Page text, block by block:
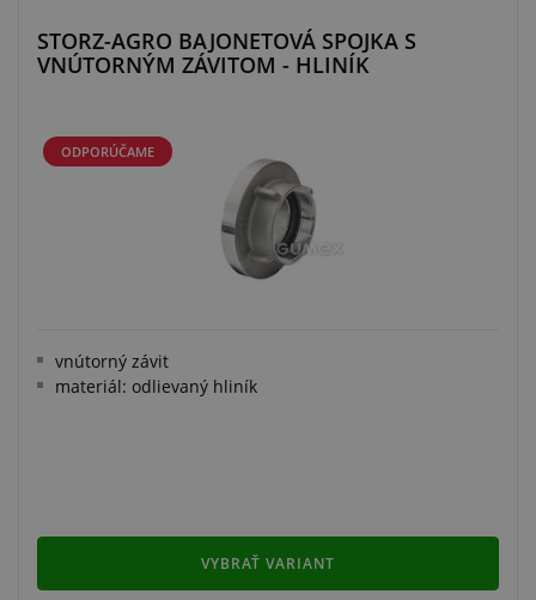
STORZ-AGRO BAJONETOVÁ SPOJKA S
VNÚTORNÝM ZÁVITOM - HLINÍK
ODPORÚČAME
vnútorný závit
materiál: odlievaný hliník
VYBRAŤ VARIANT